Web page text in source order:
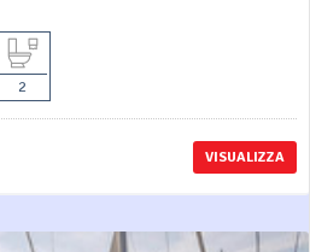
2
VISUALIZZA